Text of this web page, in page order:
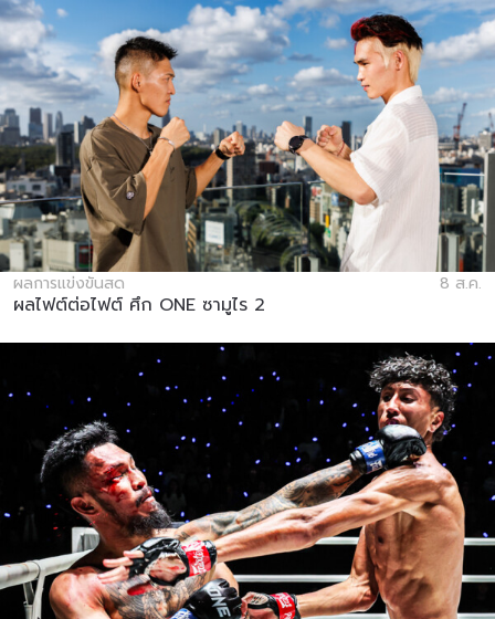
ผลการแข่งขันสด 8 ส.ค.
ผลไฟต์ต่อไฟต์ ศึก ONE ซามูไร 2